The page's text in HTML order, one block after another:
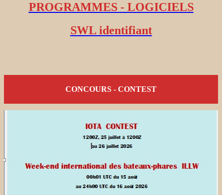
PROGRAMMES - LOGICIELS
SWL identifiant
CONCOURS - CONTEST